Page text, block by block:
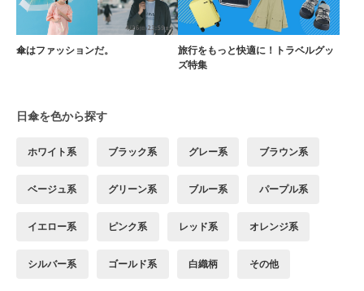
傘はファッションだ。
旅行をもっと快適に！トラベルグッ
ズ特集
日傘を色から探す
ホワイト系 ブラック系 グレー系 ブラウン系
ベージュ系 グリーン系 ブルー系 パープル系
イエロー系 ピンク系 レッド系 オレンジ系
シルバー系 ゴールド系 白織柄 その他